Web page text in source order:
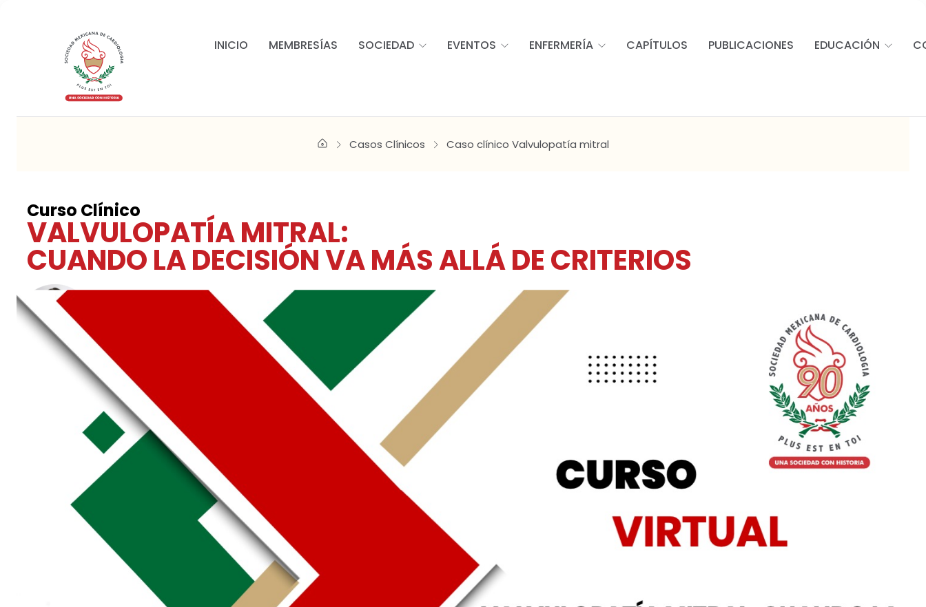
INICIO MEMBRESÍAS SOCIEDAD EVENTOS ENFERMERÍA CAPÍTULOS PUBLICACIONES EDUCACIÓN
Casos Clínicos Caso clínico Valvulopatía mitral
Curso Clínico
VALVULOPATÍA MITRAL:
CUANDO LA DECISIÓN VA MÁS ALLÁ DE CRITERIOS